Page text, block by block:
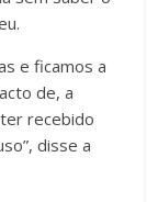
e ficamos a
de, a
recebido
disse a